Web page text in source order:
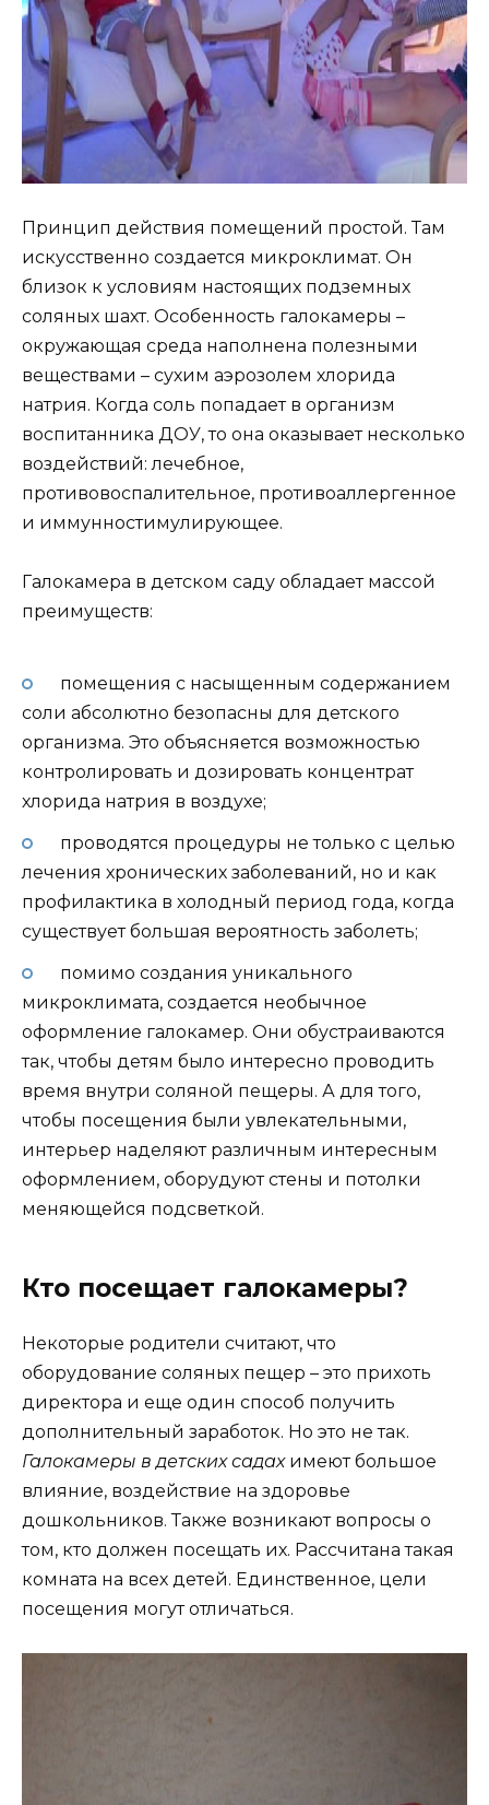
Принцип действия помещений простой. Там
искусственно создается микроклимат. Он
близок к условиям настоящих подземных
соляных шахт. Особенность галокамеры –
окружающая среда наполнена полезными
веществами – сухим аэрозолем хлорида
натрия. Когда соль попадает в организм
воспитанника ДОУ, то она оказывает несколько
воздействий: лечебное,
противовоспалительное, противоаллергенное
и иммунностимулирующее.
Галокамера в детском саду обладает массой
преимуществ:
помещения с насыщенным содержанием
соли абсолютно безопасны для детского
организма. Это объясняется возможностью
контролировать и дозировать концентрат
хлорида натрия в воздухе;
проводятся процедуры не только с целью
лечения хронических заболеваний, но и как
профилактика в холодный период года, когда
существует большая вероятность заболеть;
помимо создания уникального
микроклимата, создается необычное
оформление галокамер. Они обустраиваются
так, чтобы детям было интересно проводить
время внутри соляной пещеры. А для того,
чтобы посещения были увлекательными,
интерьер наделяют различным интересным
оформлением, оборудуют стены и потолки
меняющейся подсветкой.
Кто посещает галокамеры?
Некоторые родители считают, что
оборудование соляных пещер – это прихоть
директора и еще один способ получить
дополнительный заработок. Но это не так.
Галокамеры в детских садахимеют большое
влияние, воздействие на здоровье
дошкольников. Также возникают вопросы о
том, кто должен посещать их. Рассчитана такая
комната на всех детей. Единственное, цели
посещения могут отличаться.